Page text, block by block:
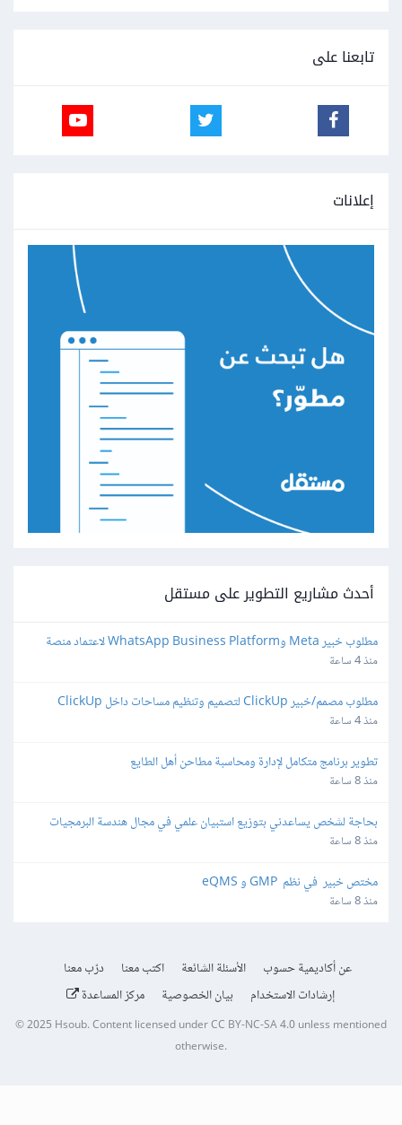
تابعنا على
إعلانات
أحدث مشاريع التطوير على مستقل
واتساب
منذ 4 ساعة
مطلوب مصمم/خبير ClickUp لتصميم وتنظيم مساحات داخل ClickUp
منذ 4 ساعة
تطوير برنامج متكامل لإدارة ومحاسبة مطاحن أهل الطايع
منذ 8 ساعة
بحاجة لشخص يساعدني بتوزيع استبيان علمي في مجال هندسة البرمجيات
منذ 8 ساعة
مختص خبير  في نظم  GMP و eQMS
منذ 8 ساعة
عن أكاديمية حسوب الأسئلة الشائعة اكتب معنا
درّب معنا
إرشادات الاستخدام
بيان الخصوصية مركز المساعدة
© 2025 Hsoub.Content licensed underCC BY-NC-SA 4.0unless mentioned
otherwise.